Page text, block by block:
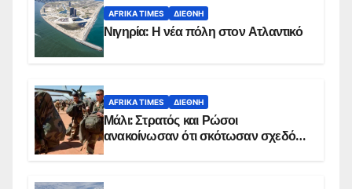
AFRIKA TIMES ΔΙΕΘΝΉ
Νιγηρία: Η νέα πόλη στον Ατλαντικό
AFRIKA TIMES ΔΙΕΘΝΉ
Μάλι: Στρατός και Ρώσοι
ανακοίνωσαν ότι σκότωσαν σχεδόν